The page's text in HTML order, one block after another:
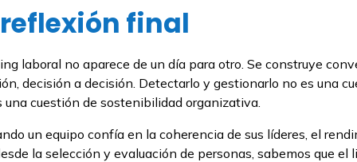
final
laboral no aparece de un día para otro. Se construye
decisión a decisión. Detectarlo y gestionarlo no es una
una cuestión de sostenibilidad organizativa.
un equipo confía en la coherencia de sus líderes, el
la selección y evaluación de personas, sabemos que el